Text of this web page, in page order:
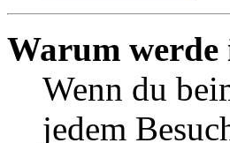
Warum werde
Wenn du
jedem